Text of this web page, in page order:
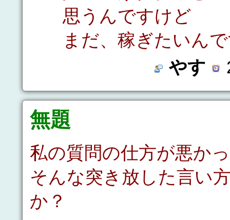
思うんですけど
まだ、稼ぎたいん
やす
無題
私の質問の仕方が悪か
そんな突き放した言い
か？